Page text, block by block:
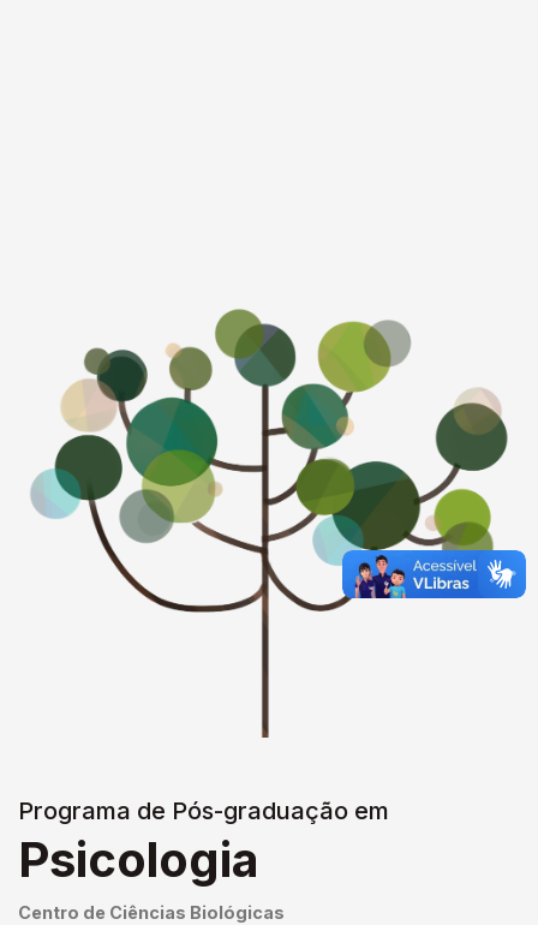
Programa de Pós-graduação em
Psicologia
Centro de Ciências Biológicas